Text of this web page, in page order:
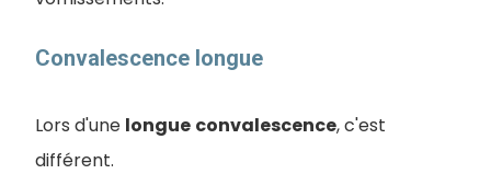
Convalescence longue
Lors d'une longue convalescence, c'est
différent.